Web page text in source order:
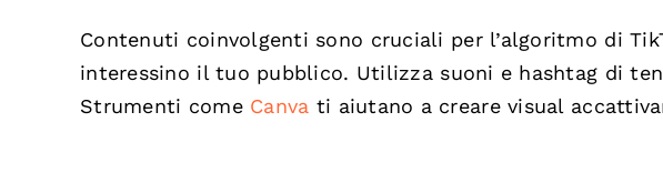
Contenuti coinvolgenti sono cruciali per l’algoritmo di
interessino il tuo pubblico. Utilizza suoni e hashtag di
Strumenti come Canva ti aiutano a creare visual